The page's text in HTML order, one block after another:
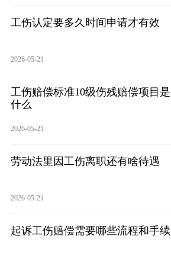
工伤认定要多久时间申请才有效
2026-05-21
工伤赔偿标准10级伤残赔偿项目是
什么
2026-05-21
劳动法里因工伤离职还有啥待遇
2026-05-21
起诉工伤赔偿需要哪些流程和手续